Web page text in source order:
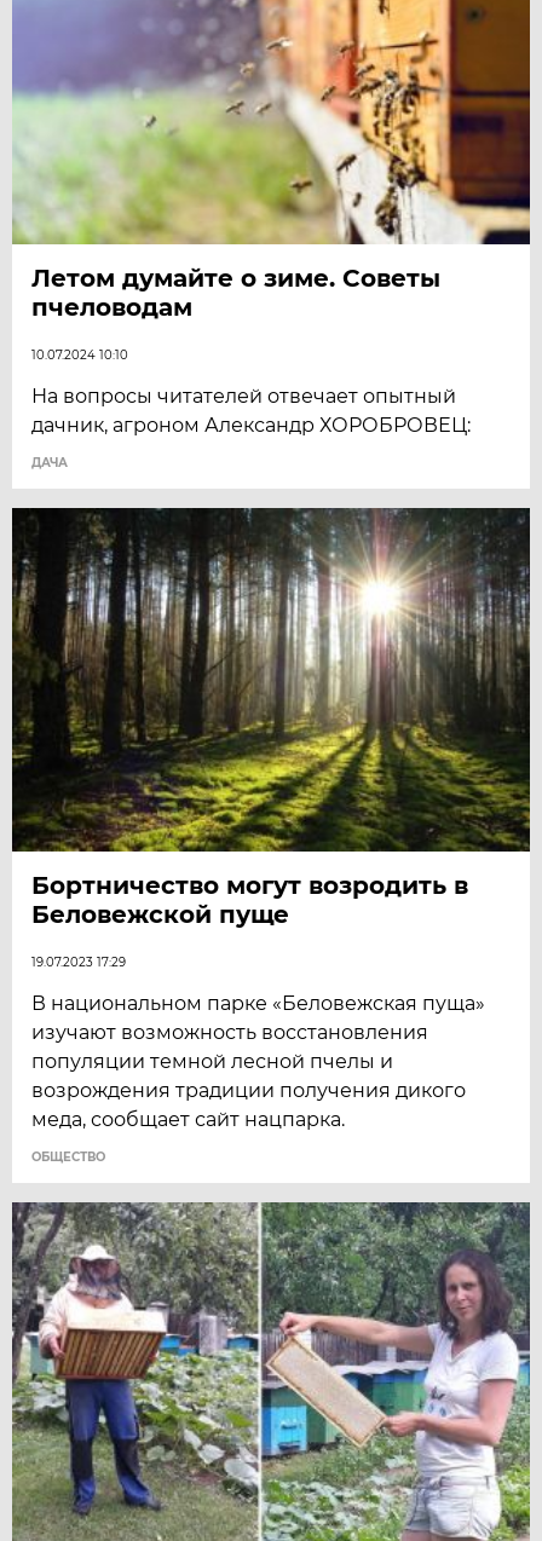
Летом думайте о зиме. Советы
пчеловодам
10.07.2024 10:10
На вопросы читателей отвечает опытный
дачник, агроном Александр ХОРОБРОВЕЦ:
ДАЧА
Бортничество могут возродить в
Беловежской пуще
19.07.2023 17:29
В национальном парке «Беловежская пуща»
изучают возможность восстановления
популяции темной лесной пчелы и
возрождения традиции получения дикого
меда, сообщает сайт нацпарка.
ОБЩЕСТВО